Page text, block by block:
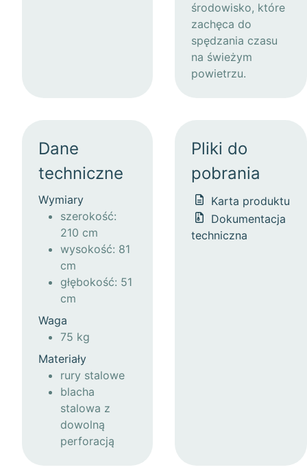
środowisko, które
zachęca do
spędzania czasu
na świeżym
powietrzu.
Dane
techniczne
Wymiary
szerokość:
210 cm
wysokość: 81
cm
głębokość: 51
cm
Waga
75 kg
Materiały
rury stalowe
blacha
stalowa z
dowolną
perforacją
Pliki do
pobrania
Karta produktu
Dokumentacja
techniczna